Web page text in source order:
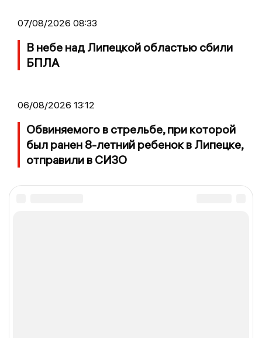
07/08/2026 08:33
В небе над Липецкой областью сбили
БПЛА
06/08/2026 13:12
Обвиняемого в стрельбе, при которой
был ранен 8-летний ребенок в Липецке,
отправили в СИЗО